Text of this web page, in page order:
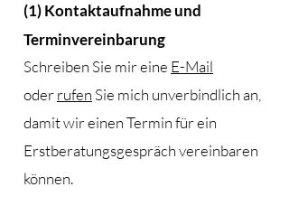
(1) Kontaktaufnahme und
Terminvereinbarung
Schreiben Sie mir eine E-Mail
oderrufen Sie mich unverbindlich an,
damit wir einen Termin für ein
Erstberatungsgespräch vereinbaren
können.